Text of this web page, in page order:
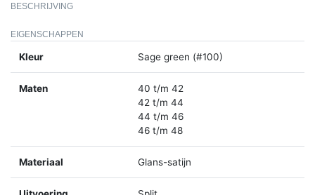
BESCHRIJVING
EIGENSCHAPPEN
Kleur Sage green (#100)
Maten
40 t/m 42
42 t/m 44
44 t/m 46
46 t/m 48
Materiaal Glans-satijn